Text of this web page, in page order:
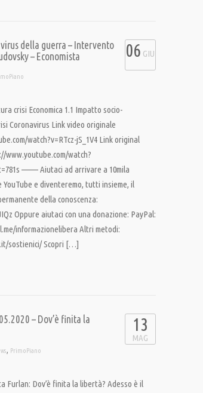
della guerra – Intervento
– Economista
06 GIU
crisi Economica 1.1 Impatto socio-
Coronavirus Link video originale
watch?v=RTcz-jS_1V4 Link original
www.youtube.com/watch?
——– Aiutaci ad arrivare a 10mila
YouTube e diventeremo, tutti insieme, il
della conoscenza:
Oppure aiutaci con una donazione: PayPal:
informazionelibera Altri metodi:
sostienici/ Scopri […]
– Dov’è finita la
, PrimoPiano
13
MAG
Furlan: Dov’è finita la libertà? Adesso è il